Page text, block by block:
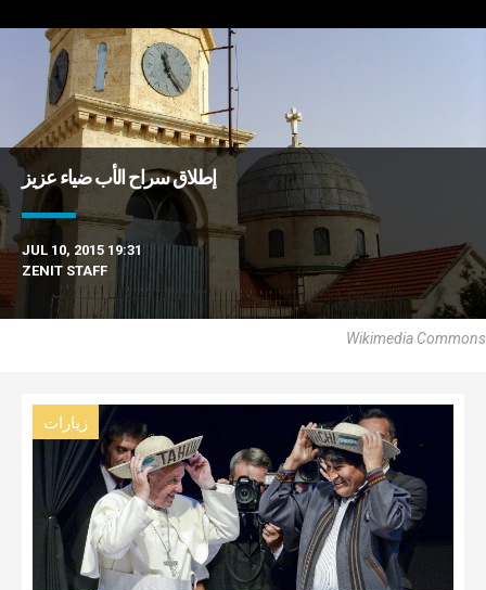
إطلاق سراح الأب ضياء عزيز
JUL 10, 2015 19:31
ZENIT STAFF
Wikimedia Commons
زيارات